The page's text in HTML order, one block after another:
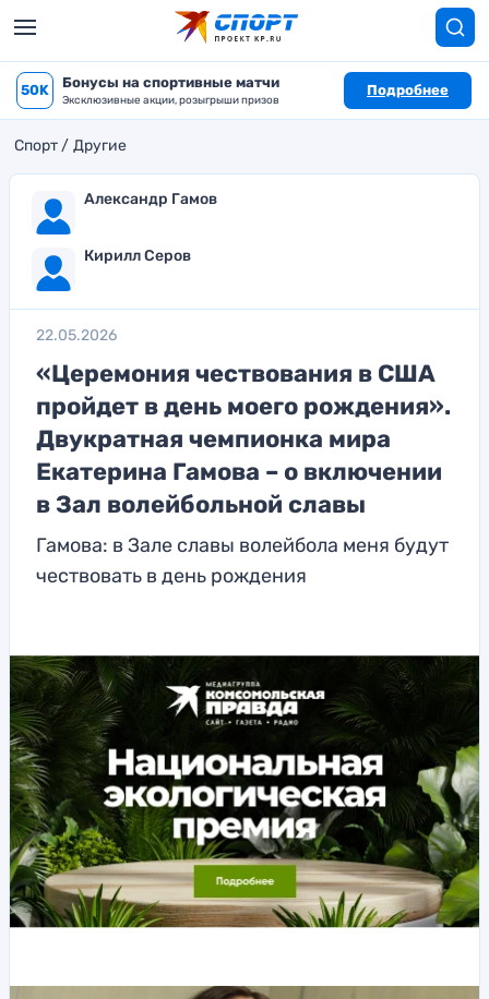
50K Бонусы на спортивные матчи
Эксклюзивные акции, розыгрыши призов
Подробнее
Спорт Другие
Александр Гамов
Кирилл Серов
22.05.2026
«Церемония чествования в США
пройдет в день моего рождения».
Двукратная чемпионка мира
Екатерина Гамова – о включении
в Зал волейбольной славы
Гамова: в Зале славы волейбола меня будут
чествовать в день рождения